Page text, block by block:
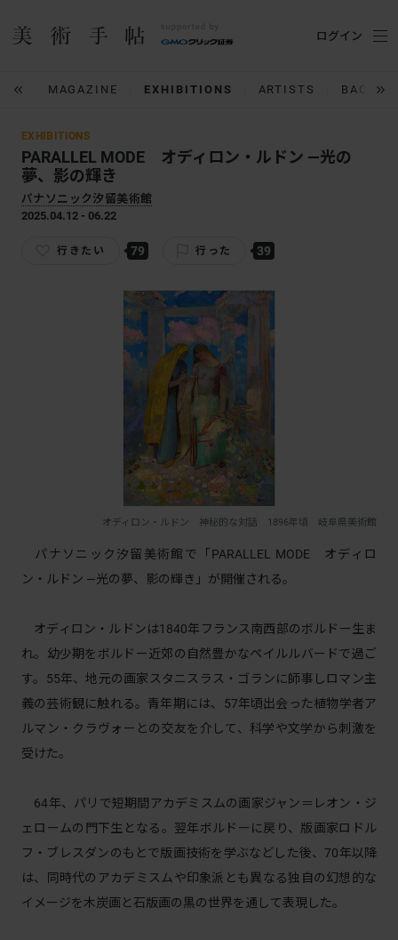
MAGAZINE EXHIBITIONS ARTISTS BACK
ログイン
EXHIBITIONS
PARALLEL MODE オディロン・ルドン ―光の
夢、影の輝き
パナソニック汐留美術館
2025.04.12 - 06.22
行きたい 79 行った 39
オディロン・ルドン 神秘的な対話 1896年頃 岐阜県美術館
パナソニック汐留美術館で「PARALLEL MODE オディロ
ン・ルドン ―光の夢、影の輝き」が開催される。
オディロン・ルドンは1840年フランス南西部のボルドー生ま
れ。幼少期をボルドー近郊の自然豊かなペイルルバードで過ご
す。55年、地元の画家スタニスラス・ゴランに師事しロマン主
義の芸術観に触れる。青年期には、57年頃出会った植物学者ア
ルマン・クラヴォーとの交友を介して、科学や文学から刺激を
受けた。
64年、パリで短期間アカデミスムの画家ジャン＝レオン・ジ
ェロームの門下生となる。翌年ボルドーに戻り、版画家ロドル
フ・ブレスダンのもとで版画技術を学ぶなどした後、70年以降
は、同時代のアカデミスムや印象派とも異なる独自の幻想的な
イメージを木炭画と石版画の黒の世界を通して表現した。